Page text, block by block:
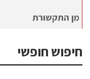
מן התקשורת
חיפוש חופשי